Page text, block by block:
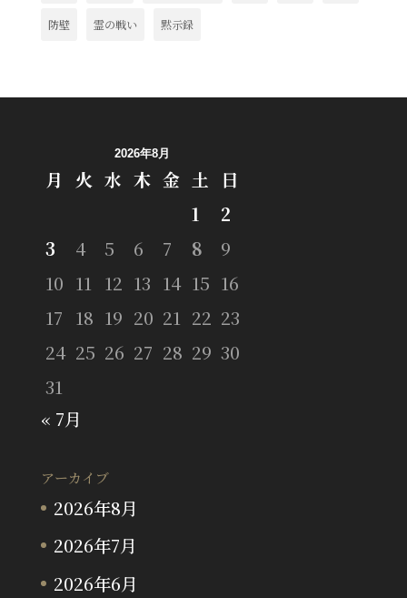
防壁 霊の戦い 黙示録
2026年8月
月 火 水 木 金 土
日
1
2
3
4 5 6 7 8
9
10 11 12 13 14 15 16
17 18 19 20 21 22 23
24 25 26 27 28 29 30
31
« 7月
アーカイブ
2026年8月
2026年7月
2026年6月